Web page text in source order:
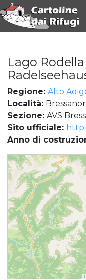
Lago
Regione: Alto
Località:
Sezione: AVS
Sito ufficiale:
Anno di